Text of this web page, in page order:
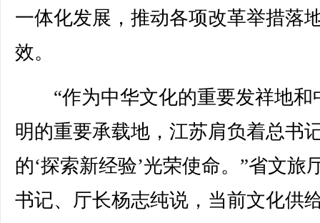
一体化发展，推动各项改革举措落
效。
“作为中华文化的重要发祥地和
明的重要承载地，江苏肩负着总书
的‘探索新经验’光荣使命。”省文旅
书记、厅长杨志纯说，当前文化供